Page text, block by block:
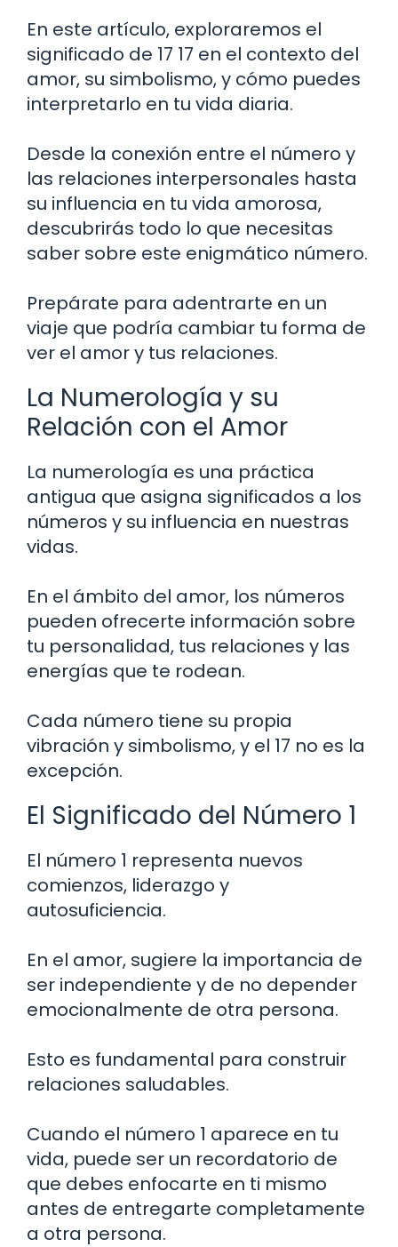
En este artículo, exploraremos el
significado de 17 17 en el contexto del
amor, su simbolismo, y cómo puedes
interpretarlo en tu vida diaria.
Desde la conexión entre el número y
las relaciones interpersonales hasta
su influencia en tu vida amorosa,
descubrirás todo lo que necesitas
saber sobre este enigmático número.
Prepárate para adentrarte en un
viaje que podría cambiar tu forma de
ver el amor y tus relaciones.
La Numerología y su
Relación con el Amor
La numerología es una práctica
antigua que asigna significados a los
números y su influencia en nuestras
vidas.
En el ámbito del amor, los números
pueden ofrecerte información sobre
tu personalidad, tus relaciones y las
energías que te rodean.
Cada número tiene su propia
vibración y simbolismo, y el 17 no es la
excepción.
El Significado del Número 1
El número 1 representa nuevos
comienzos, liderazgo y
autosuficiencia.
En el amor, sugiere la importancia de
ser independiente y de no depender
emocionalmente de otra persona.
Esto es fundamental para construir
relaciones saludables.
Cuando el número 1 aparece en tu
vida, puede ser un recordatorio de
que debes enfocarte en ti mismo
antes de entregarte completamente
a otra persona.